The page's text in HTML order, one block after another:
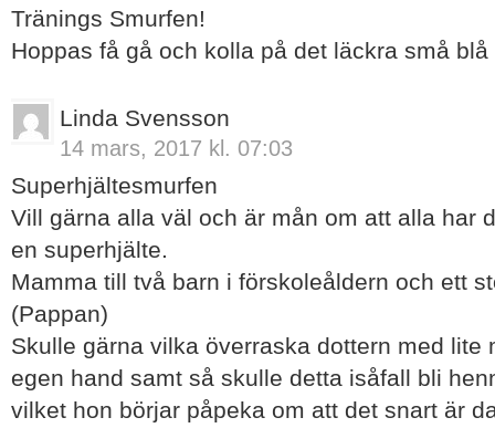
Tränings Smurfen!
Hoppas få gå och kolla på det läckra små
Linda Svensson
14 mars, 2017 kl. 07:03
Superhjältesmurfen
Vill gärna alla väl och är mån om att alla har
en superhjälte.
Mamma till två barn i förskoleåldern och ett
(Pappan)
Skulle gärna vilka överraska dottern med lite
egen hand samt så skulle detta isåfall bli
vilket hon börjar påpeka om att det snart är